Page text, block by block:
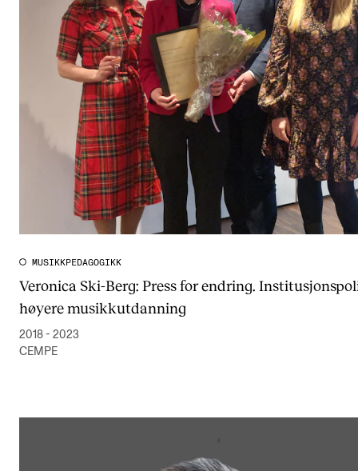
MUSIKKPEDAGOGIKK
Veronica Ski-Berg: Press for endring.
høyere musikkutdanning
2018 - 2023
CEMPE